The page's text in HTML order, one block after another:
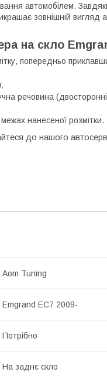
автомобілем.
зовнішній вигляд
на скло
попередньо
речовина
нанесеної розмітки.
до нашого
Aom Tuning
Emgrand EC7 2009-
Потрібно
На заднє скло